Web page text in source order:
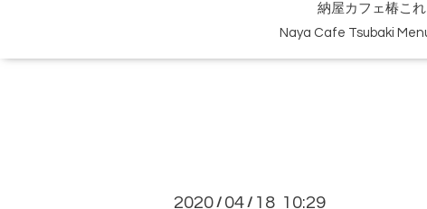
納屋カフェ椿こ
Naya Cafe Tsubaki
2020 / 04 / 18 10:29